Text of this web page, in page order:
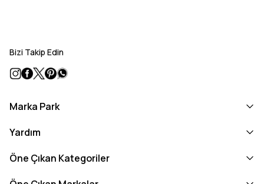
Bizi Takip Edin
Marka Park
Yardım
Öne Çıkan Kategoriler